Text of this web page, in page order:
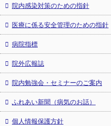
院内感染対策のための指針
医療に係る安全管理のための指針
病院指標
院外広報誌
院内勉強会・セミナーのご案内
ふれあい新聞（病気のお話）
個人情報保護方針